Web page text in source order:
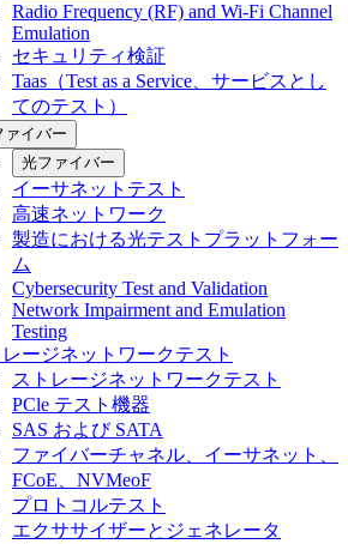
Radio Frequency (RF) and Wi-Fi Channel
Emulation
セキュリティ検証
Taas（Test as a Service、サービスとし
てのテスト）
ァイバー
光ファイバー
イーサネットテスト
高速ネットワーク
製造における光テストプラットフォー
ム
Cybersecurity Test and Validation
Network Impairment and Emulation
Testing
ージネットワークテスト
ストレージネットワークテスト
PCle テスト機器
SAS および SATA
ファイバーチャネル、イーサネット、
FCoE、NVMeoF
プロトコルテスト
エクササイザーとジェネレータ